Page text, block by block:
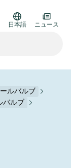
ニュース
日本語
ション
ルバルブ
バルブ